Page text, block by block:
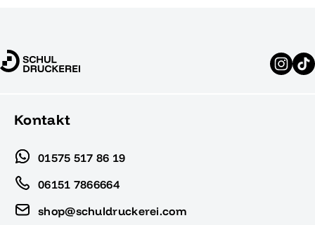
Kontakt
01575 517 86 19
06151 7866664
shop@schuldruckerei.com